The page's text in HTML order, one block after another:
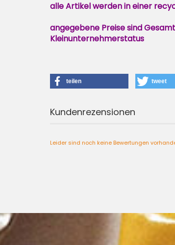
alle Artikel werden in einer
angegebene Preise sind
Kleinunternehmerstatus
teilen tweet
Kundenrezensionen
Leider sind noch keine Bewertungen